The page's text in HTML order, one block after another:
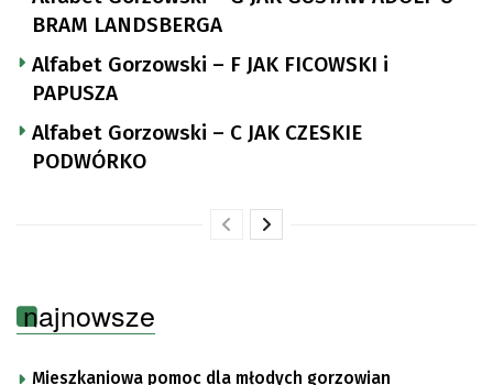
BRAM LANDSBERGA
Alfabet Gorzowski – F JAK FICOWSKI i
PAPUSZA
Alfabet Gorzowski – C JAK CZESKIE
PODWÓRKO
najnowsze
Mieszkaniowa pomoc dla młodych gorzowian